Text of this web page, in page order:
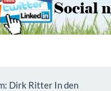
Dirk Ritter In den